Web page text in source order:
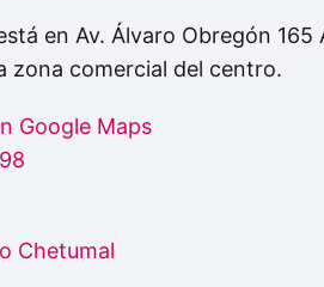
en Av. Álvaro Obregón
zona comercial del centro.
Google Maps
Chetumal